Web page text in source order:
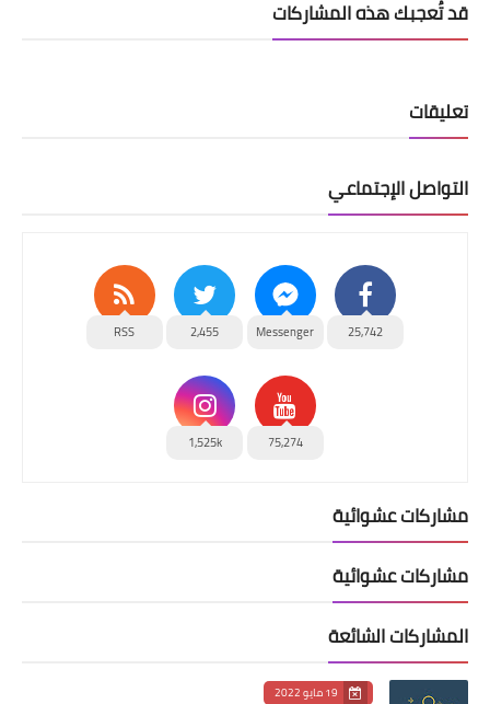
قد تُعجبك هذه المشاركات
تعليقات
التواصل الإجتماعي
25,742
Messenger
2,455
RSS
75,274
1,525k
مشاركات عشوائية
مشاركات عشوائية
المشاركات الشائعة
19 مايو 2022